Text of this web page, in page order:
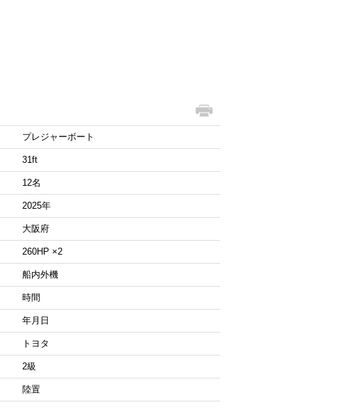
プレジャーボート
31ft
12名
2025年
大阪府
260HP ×2
船内外機
時間
年月日
トヨタ
2級
陸置